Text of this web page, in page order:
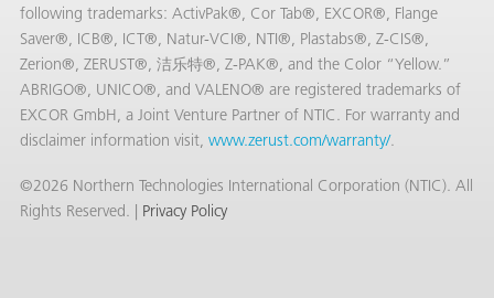
following trademarks: ActivPak®, Cor Tab®, EXCOR®, Flange
Saver®, ICB®, ICT®, Natur-VCI®, NTI®, Plastabs®, Z-CIS®,
Zerion®, ZERUST®, 洁乐特®, Z-PAK®, and the Color “Yellow.”
ABRIGO®, UNICO®, and VALENO® are registered trademarks of
EXCOR GmbH, a Joint Venture Partner of NTIC. For warranty and
disclaimer information visit, www.zerust.com/warranty/.
©2026 Northern Technologies International Corporation (NTIC). All
Rights Reserved. |
Privacy Policy